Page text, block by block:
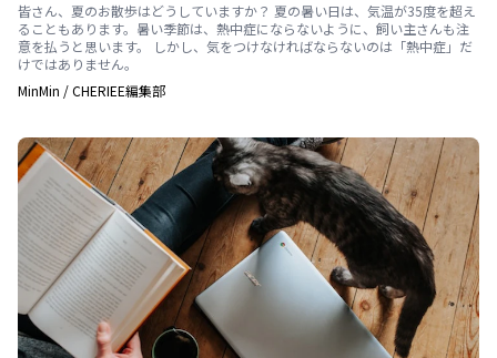
皆さん、夏のお散歩はどうしていますか？ 夏の暑い日は、気温が35度を超え
ることもあります。暑い季節は、熱中症にならないように、飼い主さんも注
意を払うと思います。 しかし、気をつけなければならないのは「熱中症」だ
けではありません。
MinMin /CHERIEE編集部